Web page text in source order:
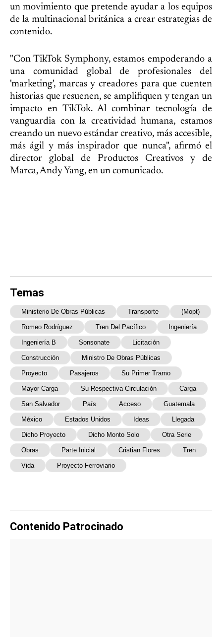
un movimiento que pretende ayudar a los equipos
de la multinacional británica a crear estrategias de
contenido.
"Con TikTok Symphony, estamos empoderando a
una comunidad global de profesionales del
'marketing', marcas y creadores para que cuenten
historias que resuenen, se amplifiquen y tengan un
impacto en TikTok. Al combinar tecnología de
vanguardia con la creatividad humana, estamos
creando un nuevo estándar creativo, más accesible,
más ágil y más inspirador que nunca", afirmó el
director global de Productos Creativos y de
Marca, Andy Yang, en un comunicado.
Temas
Ministerio De Obras Públicas Transporte (Mopt)
Romeo Rodríguez Tren Del Pacífico Ingeniería
Ingeniería B Sonsonate Licitación
Construcción Ministro De Obras Públicas
Proyecto Pasajeros Su Primer Tramo
Mayor Carga Su Respectiva Circulación Carga
San Salvador País Acceso Guatemala
México Estados Unidos Ideas Llegada
Dicho Proyecto Dicho Monto Solo Otra Serie
Obras Parte Inicial Cristian Flores Tren
Vida Proyecto Ferroviario
Contenido Patrocinado